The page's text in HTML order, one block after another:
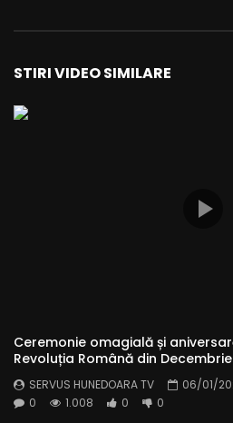
STIRI VIDEO SIMILARE
Ceremonie omagială și
Revoluția Română din Decembrie
SERVUS HUNEDOARA TV
06/01/
0
1.008 0 0